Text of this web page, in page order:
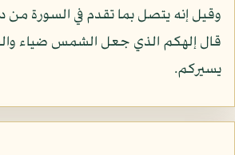
وقيل إنه يتصل بما تقدم في السورة من
قال إلهكم الذي جعل الشمس ضياء
يسيركم.